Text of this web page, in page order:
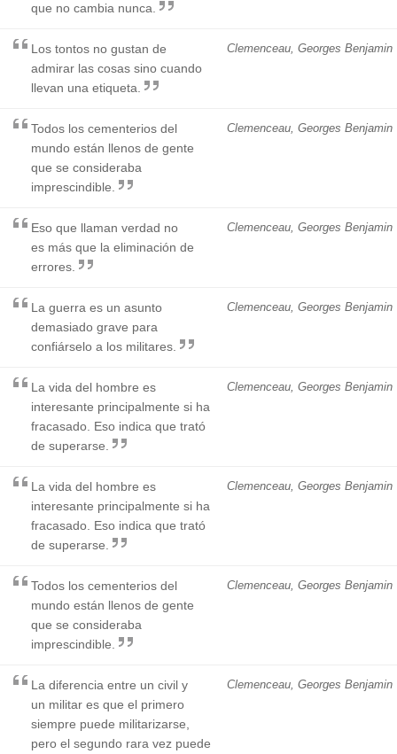
que no cambia nunca.
Clemenceau, Georges Benjamin
Los tontos no gustan de
admirar las cosas sino cuando
llevan una etiqueta.
Clemenceau, Georges Benjamin
Todos los cementerios del
mundo están llenos de gente
que se consideraba
imprescindible.
Clemenceau, Georges Benjamin
Eso que llaman verdad no
es más que la eliminación de
errores.
Clemenceau, Georges Benjamin
La guerra es un asunto
demasiado grave para
confiárselo a los militares.
Clemenceau, Georges Benjamin
La vida del hombre es
interesante principalmente si ha
fracasado. Eso indica que trató
de superarse.
Clemenceau, Georges Benjamin
La vida del hombre es
interesante principalmente si ha
fracasado. Eso indica que trató
de superarse.
Clemenceau, Georges Benjamin
Todos los cementerios del
mundo están llenos de gente
que se consideraba
imprescindible.
Clemenceau, Georges Benjamin
La diferencia entre un civil y
un militar es que el primero
siempre puede militarizarse,
pero el segundo rara vez puede